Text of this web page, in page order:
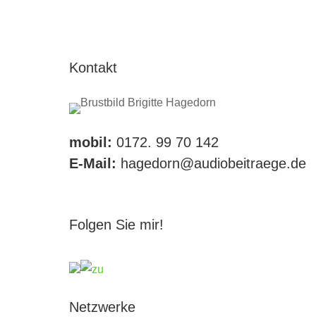
Kontakt
mobil: 0172. 99 70 142
E-Mail: hagedorn@audiobeitraege.de
Folgen Sie mir!
Netzwerke